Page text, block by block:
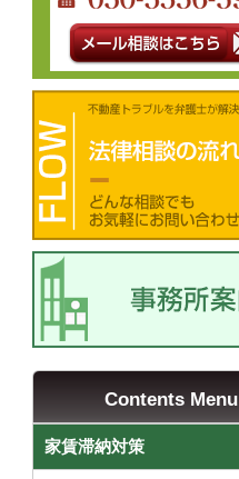
Contents Menu
家賃滞納対策